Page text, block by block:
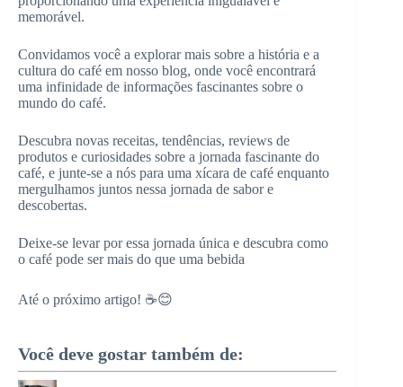
memorável.
Convidamos você a explorar mais sobre a história e a
cultura do café em nosso blog, onde você encontrará
uma infinidade de informações fascinantes sobre o
mundo do café.
Descubra novas receitas, tendências, reviews de
produtos e curiosidades sobre a jornada fascinante do
café, e junte-se a nós para uma xícara de café enquanto
mergulhamos juntos nessa jornada de sabor e
descobertas.
Deixe-se levar por essa jornada única e descubra como
o café pode ser mais do que uma bebida
Até o próximo artigo! ☕😊
Você deve gostar também de: